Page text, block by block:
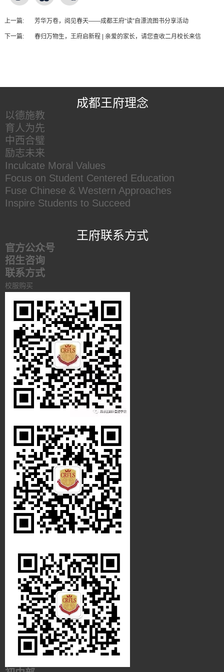
上一篇: 芳华万卷，阅见春天——成都王府“读”自漂流图书分享活动
下一篇: 春归万物生，王府启新程 | 亲爱的家长，请您查收二月校长来信
成都王府理念
以德施教
育人为先
中西合璧
励志未来
Inculcate Moral Values
Focus on Student Centered Education
Fuse Chinese & Western Approaches
Inspire Students to Succeed
王府联系方式
官方公众号
招生咨询
联系方式
校服购买